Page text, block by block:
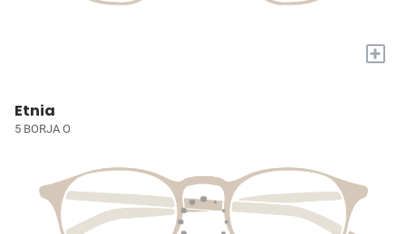
+
Etnia
5 BORJA O